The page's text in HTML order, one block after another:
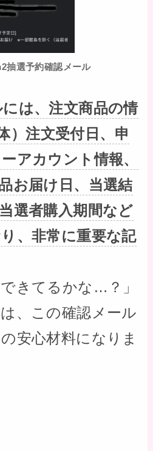
抽選予約確認メール
は、注文商品の情
）注文受付日、申
アカウント情報、
お届け日、当選結
選者購入期間など
、非常に重要な記
きてるかな…？」
、この確認メール
安心材料になりま